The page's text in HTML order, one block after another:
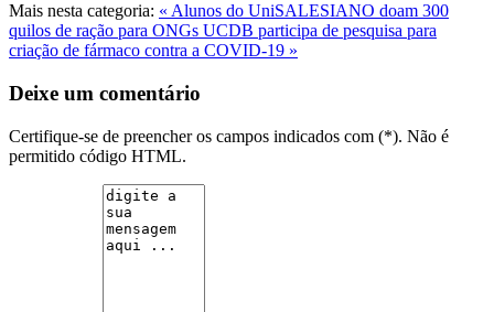
Mais nesta categoria: « Alunos do UniSALESIANO doam 300
quilos de ração para ONGs UCDB participa de pesquisa para
criação de fármaco contra a COVID-19 »
Deixe um comentário
Certifique-se de preencher os campos indicados com (*). Não é
permitido código HTML.